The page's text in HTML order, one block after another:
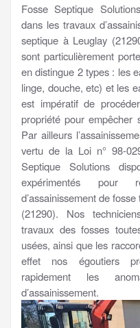
Fosse Septique
dans les travaux
septique à Leuglay
sont particulièrement
en distingue 2 types : les
linge, douche, etc) et les
est impératif de
propriété pour empêcher
Par ailleurs
vertu de la Loi n° 98-
Septique Solutions
expérimentés pour
d’assainissement de
(21290). Nos
travaux des fosses
usées, ainsi que les
effet nos égoutiers
rapidement les
d’assainissement.